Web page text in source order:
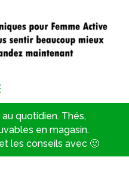
quotidien. Thés,
en magasin.
les conseils avec 🙂